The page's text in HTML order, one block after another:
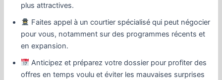
plus attractives.
Faites appel à un courtier spécialisé qui peut négocier
pour vous, notamment sur des programmes récents et
en expansion.
Anticipez et préparez votre dossier pour profiter des
offres en temps voulu et éviter les mauvaises surprises